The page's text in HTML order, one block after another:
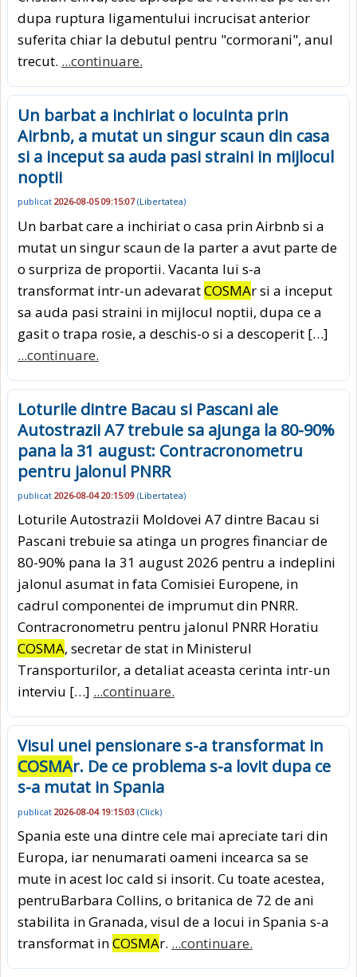
dupa ruptura ligamentului incrucisat anterior
suferita chiar la debutul pentru "cormorani", anul
trecut. ...continuare.
Un barbat a inchiriat o locuinta prin
Airbnb, a mutat un singur scaun din casa
si a inceput sa auda pasi straini in mijlocul
noptii
publicat 2026-08-05 09:15:07(Libertatea)
Un barbat care a inchiriat o casa prin Airbnb si a
mutat un singur scaun de la parter a avut parte de
o surpriza de proportii. Vacanta lui s-a
transformat intr-un adevaratCOSMAr si a inceput
sa auda pasi straini in mijlocul noptii, dupa ce a
gasit o trapa rosie, a deschis-o si a descoperit […]
...continuare.
Loturile dintre Bacau si Pascani ale
Autostrazii A7 trebuie sa ajunga la 80-90%
pana la 31 august: Contracronometru
pentru jalonul PNRR
publicat 2026-08-04 20:15:09 (Libertatea)
Loturile Autostrazii Moldovei A7 dintre Bacau si
Pascani trebuie sa atinga un progres financiar de
80-90% pana la 31 august 2026 pentru a indeplini
jalonul asumat in fata Comisiei Europene, in
cadrul componentei de imprumut din PNRR.
Contracronometru pentru jalonul PNRR Horatiu
COSMA, secretar de stat in Ministerul
Transporturilor, a detaliat aceasta cerinta intr-un
interviu […] ...continuare.
Visul unei pensionare s-a transformat in
COSMAr. De ce problema s-a lovit dupa ce
s-a mutat in Spania
publicat 2026-08-04 19:15:03 (Click)
Spania este una dintre cele mai apreciate tari din
Europa, iar nenumarati oameni incearca sa se
mute in acest loc cald si insorit. Cu toate acestea,
pentruBarbara Collins, o britanica de 72 de ani
stabilita in Granada, visul de a locui in Spania s-a
transformat inCOSMAr. ...continuare.